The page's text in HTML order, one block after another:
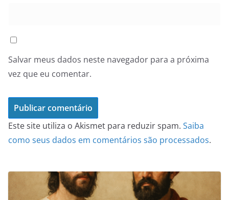
Salvar meus dados neste navegador para a próxima
vez que eu comentar.
Este site utiliza o Akismet para reduzir spam. Saiba
como seus dados em comentários são processados.